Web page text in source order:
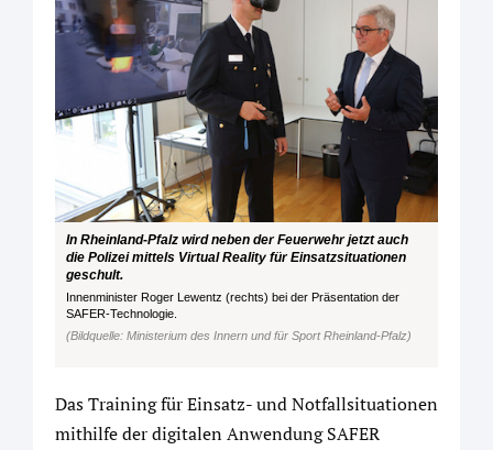
In Rheinland-Pfalz wird neben der Feuerwehr jetzt auch
die Polizei mittels Virtual Reality für Einsatzsituationen
geschult.
Innenminister Roger Lewentz (rechts) bei der Präsentation der
SAFER-Technologie.
(Bildquelle: Ministerium des Innern und für Sport Rheinland-Pfalz)
Das Training für Einsatz- und Notfallsituationen
mithilfe der digitalen Anwendung SAFER